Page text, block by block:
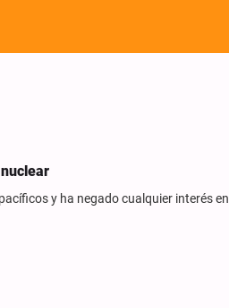
y ha negado cualquier interés en